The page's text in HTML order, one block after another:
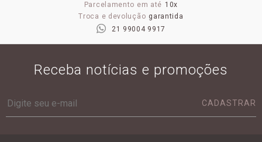
Parcelamento em até 10x
Troca e devolução garantida
21 99004 9917
Receba notícias e promoções
CADASTRAR